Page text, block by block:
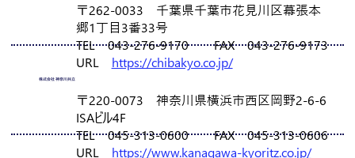
〒262-0033 千葉県千葉市花見川区幕張本
郷1丁目3番33号
TEL 043-276-9170 FAX 043-276-9173
URL https://chibakyo.co.jp/
〒220-0073 神奈川県横浜市西区岡野2-6-6
ISAビル4F
TEL 045-313-0600 FAX 045-313-0606
URL https://www.kanagawa-kyoritz.co.jp/
株式会社 神奈川共立